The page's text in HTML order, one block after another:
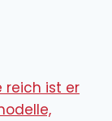
reich ist er